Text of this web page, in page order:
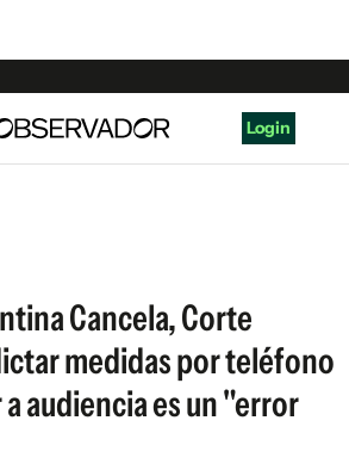
Login
Cancela, Corte
medidas por teléfono
audiencia es un "error